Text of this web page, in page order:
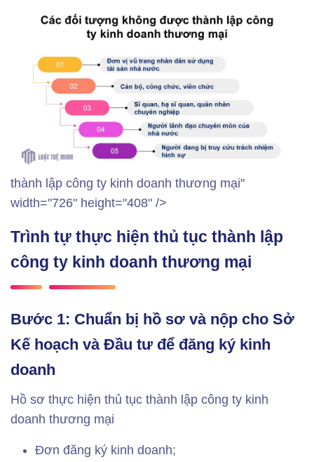
thành lập công ty kinh doanh thương mại"
width="726" height="408" />
Trình tự thực hiện thủ tục thành lập
công ty kinh doanh thương mại
Bước 1: Chuẩn bị hồ sơ và nộp cho Sở
Kế hoạch và Đầu tư để đăng ký kinh
doanh
Hồ sơ thực hiện thủ tục thành lập công ty kinh
doanh thương mại
Đơn đăng ký kinh doanh;